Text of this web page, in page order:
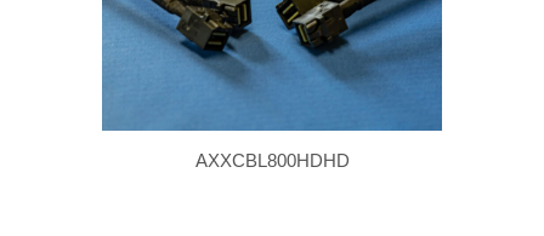
AXXCBL800HDHD